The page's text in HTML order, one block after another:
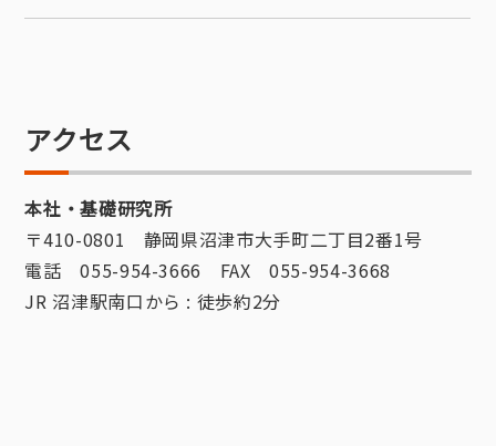
アクセス
本社・基礎研究所
〒410-0801 静岡県沼津市大手町二丁目2番1号
電話 055-954-3666 FAX 055-954-3668
JR 沼津駅南口から : 徒歩約2分